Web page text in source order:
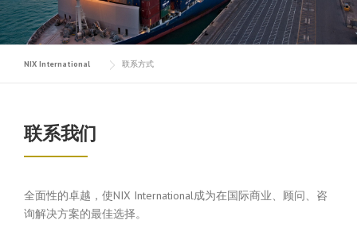
NIX International 联系方式
联系我们
全面性的卓越，使NIX International成为在国际商业、顾问、咨
询解决方案的最佳选择。